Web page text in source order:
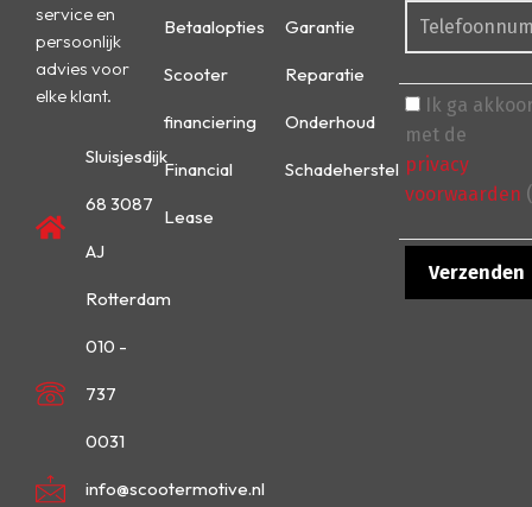
service en
persoonlijk
advies voor
elke klant.
Sluisjesdijk
68 3087
AJ
Rotterdam
010 -
737
0031
info@scootermotive.nl
Betaalopties
Scooter
financiering
Financial
Lease
Garantie
Reparatie
Onderhoud
Schadeherstel
Ik ga
met de
privacy
voorwaarden